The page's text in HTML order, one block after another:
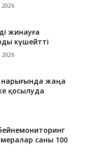
2026
жинауға
күшейтті
2026
нарығында жаңа
қосылуда
саны 100